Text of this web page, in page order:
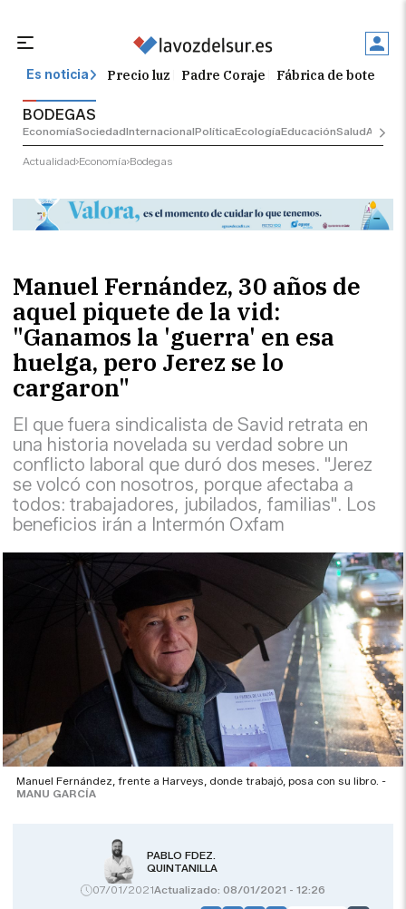
Es noticia Precio luz Padre Coraje Fábrica de botellas
BODEGAS
EconomíaSociedadInternacionalPolíticaEcologíaEducaciónSalud
Actualidad Economía Bodegas
Manuel Fernández, 30 años de
aquel piquete de la vid:
"Ganamos la 'guerra' en esa
huelga, pero Jerez se lo
cargaron"
El que fuera sindicalista de Savid retrata en
una historia novelada su verdad sobre un
conflicto laboral que duró dos meses. "Jerez
se volcó con nosotros, porque afectaba a
todos: trabajadores, jubilados, familias". Los
beneficios irán a Intermón Oxfam
Manuel Fernández, frente a Harveys, donde trabajó, posa con su libro. -
MANU GARCÍA
PABLO FDEZ.
QUINTANILLA
07/01/2021Actualizado: 08/01/2021 - 12:26